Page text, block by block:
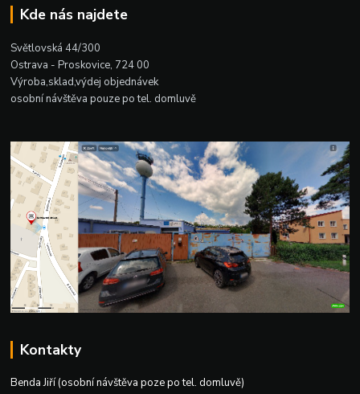
Kde nás najdete
Světlovská 44/300
Ostrava - Proskovice, 724 00
Výroba,sklad,výdej objednávek
osobní návštěva pouze po tel. domluvě
Kontakty
Benda Jiří (osobní návštěva poze po tel. domluvě)